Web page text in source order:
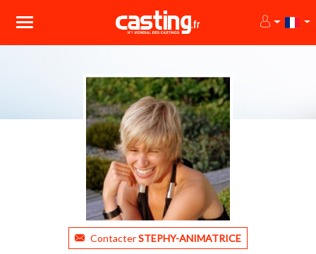
ContacterSTEPHY-ANIMATRICE